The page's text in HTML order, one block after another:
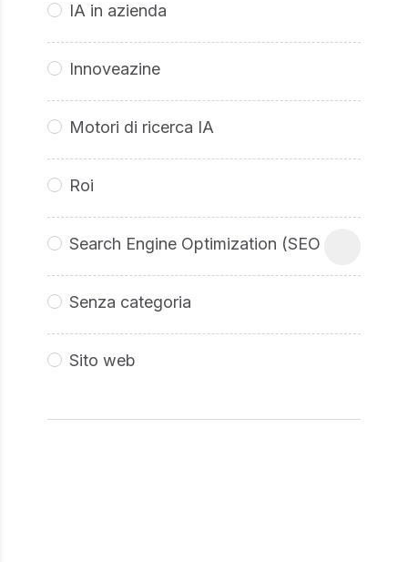
IA in azienda
Innoveazine
Motori di ricerca IA
Roi
Search Engine Optimization (SEO
Senza categoria
Sito web